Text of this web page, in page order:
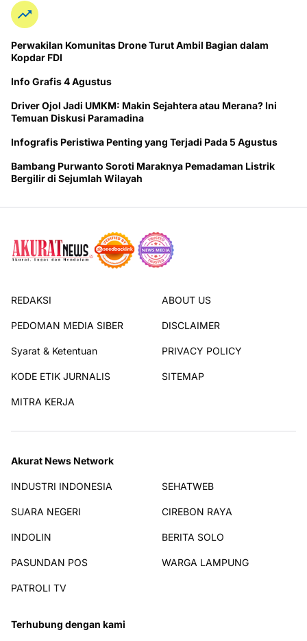
Perwakilan Komunitas Drone Turut Ambil Bagian dalam
Kopdar FDI
Info Grafis 4 Agustus
Driver Ojol Jadi UMKM: Makin Sejahtera atau Merana? Ini
Temuan Diskusi Paramadina
Infografis Peristiwa Penting yang Terjadi Pada 5 Agustus
Bambang Purwanto Soroti Maraknya Pemadaman Listrik
Bergilir di Sejumlah Wilayah
REDAKSI ABOUT US
PEDOMAN MEDIA SIBER DISCLAIMER
Syarat & Ketentuan PRIVACY POLICY
KODE ETIK JURNALIS SITEMAP
MITRA KERJA
Akurat News Network
INDUSTRI INDONESIA SEHATWEB
SUARA NEGERI CIREBON RAYA
INDOLIN BERITA SOLO
PASUNDAN POS WARGA LAMPUNG
PATROLI TV
Terhubung dengan kami